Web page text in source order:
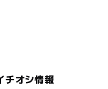
チオシ情報